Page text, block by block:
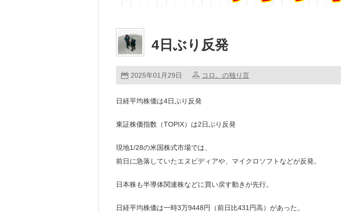
4日ぶり反発
2025年01月29日 コロ。の独り言
日経平均株価は4日ぶり反発
東証株価指数（TOPIX）は2日ぶり反発
現地1/28の米国株式市場では、
前日に急落していたエヌビディアや、マイクロソフトなどが反発。
日本株も半導体関連株などに買い戻す動きが先行。
日経平均株価は一時3万9448円（前日比431円高）があった。